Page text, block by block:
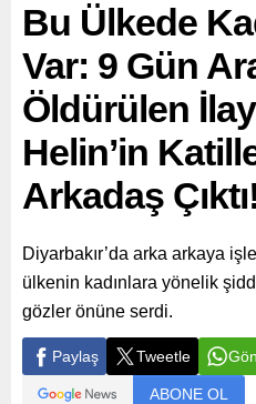
Bu Ülkede
Var: 9 Gün
Öldürülen
Helin’in
Arkadaş Çıktı!
Diyarbakır’da arka arkaya
ülkenin kadınlara yönelik
gözler önüne serdi.
Paylaş Tweetle
ABONE OL